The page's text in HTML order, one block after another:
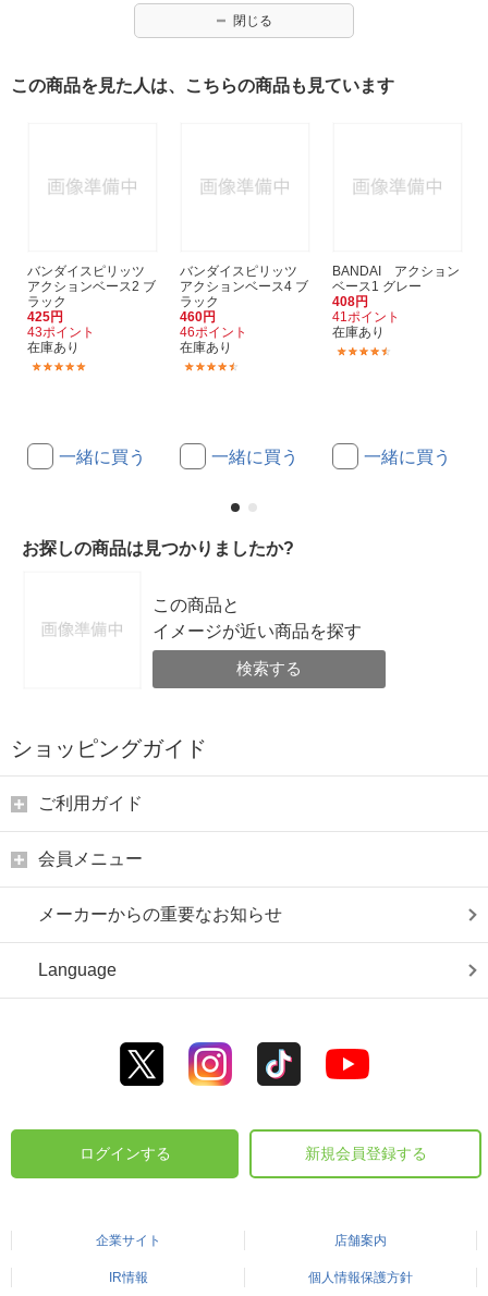
閉じる
この商品を見た人は、こちらの商品も見ています
バンダイスピリッツ
アクションベース2 ブ
ラック
425円
43ポイント
在庫あり
一緒に買う
バンダイスピリッツ
アクションベース4 ブ
ラック
460円
46ポイント
在庫あり
一緒に買う
BANDAI アクション
ベース1 グレー
408円
41ポイント
在庫あり
一緒に買う
お探しの商品は見つかりましたか?
この商品と
イメージが近い商品を探す
検索する
ショッピングガイド
ご利用ガイド
会員メニュー
メーカーからの重要なお知らせ
Language
ログインする 新規会員登録する
企業サイト 店舗案内
IR情報 個人情報保護方針